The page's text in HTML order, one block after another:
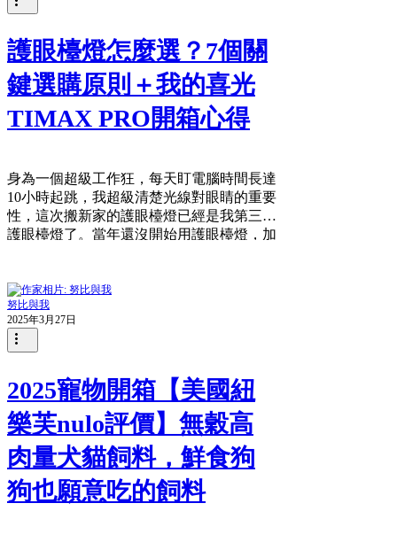
護眼檯燈怎麼選？7個關
鍵選購原則＋我的喜光
TIMAX PRO開箱心得
身為一個超級工作狂，每天盯電腦時間長達
10小時起跳，我超級清楚光線對眼睛的重要
性，這次搬新家的護眼檯燈已經是我第三座
護眼檯燈了。當年還沒開始用護眼檯燈，加
減輕眼壓疲勞，更是節省荷包。...
努比與我
2025年3月27日
2025寵物開箱【美國紐
樂芙nulo評價】無穀高
肉量犬貓飼料，鮮食狗
狗也願意吃的飼料